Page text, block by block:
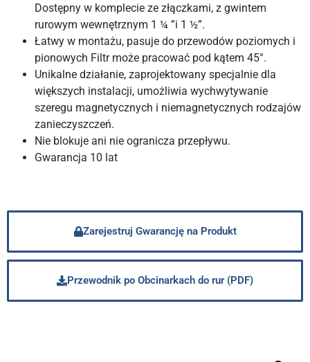
Dostępny w komplecie ze złączkami, z gwintem
rurowym wewnętrznym 1 ¼ ”i 1 ½”.
Łatwy w montażu, pasuje do przewodów poziomych i
pionowych Filtr może pracować pod kątem 45°.
Unikalne działanie, zaprojektowany specjalnie dla
większych instalacji, umożliwia wychwytywanie
szeregu magnetycznych i niemagnetycznych rodzajów
zanieczyszczeń.
Nie blokuje ani nie ogranicza przepływu.
Gwarancja 10 lat
Zarejestruj Gwarancję na Produkt
Przewodnik po Obcinarkach do rur (PDF)